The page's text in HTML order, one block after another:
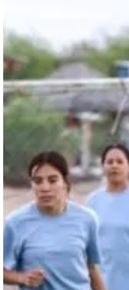
años ingresó en
allanamiento de
revisada por el
y se detectó que se
intoxicación.